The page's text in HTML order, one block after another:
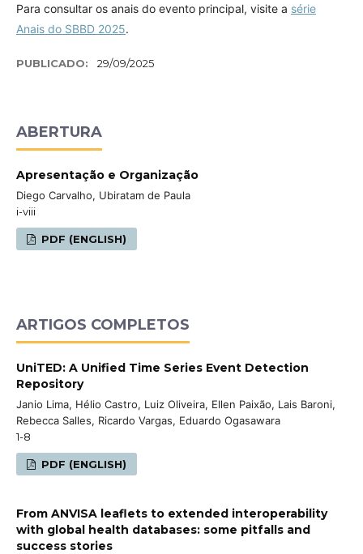
Para consultar os anais do evento principal, visite a série
Anais do SBBD 2025.
PUBLICADO: 29/09/2025
ABERTURA
Apresentação e Organização
Diego Carvalho, Ubiratam de Paula
i-viii
PDF (ENGLISH)
ARTIGOS COMPLETOS
UniTED: A Unified Time Series Event Detection
Repository
Janio Lima, Hélio Castro, Luiz Oliveira, Ellen Paixão, Lais Baroni,
Rebecca Salles, Ricardo Vargas, Eduardo Ogasawara
1-8
PDF (ENGLISH)
From ANVISA leaflets to extended interoperability
with global health databases: some pitfalls and
success stories